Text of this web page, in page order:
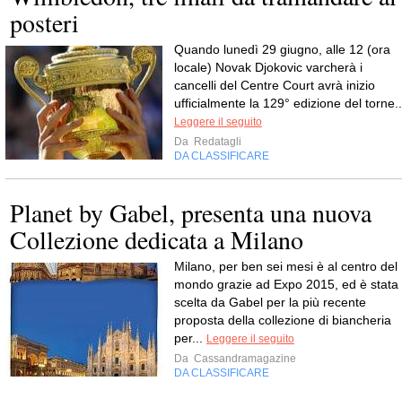
posteri
Quando lunedì 29 giugno, alle 12 (ora
locale) Novak Djokovic varcherà i
cancelli del Centre Court avrà inizio
ufficialmente la 129° edizione del
Leggere il seguito
Da Redatagli
DA CLASSIFICARE
Planet by Gabel, presenta una nuova
Collezione dedicata a Milano
Milano, per ben sei mesi è al centro del
mondo grazie ad Expo 2015, ed è stata
scelta da Gabel per la più recente
proposta della collezione di biancheria
per...
Leggere il seguito
Da Cassandramagazine
DA CLASSIFICARE